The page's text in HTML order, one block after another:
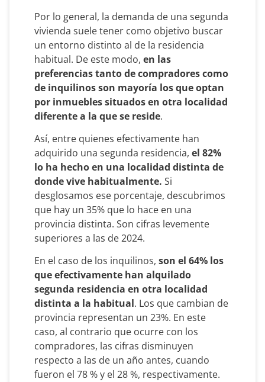
Por lo general, la demanda de una segunda
vivienda suele tener como objetivo buscar
un entorno distinto al de la residencia
habitual. De este modo, en las
preferencias tanto de compradores como
de inquilinos son mayoría los que optan
por inmuebles situados en otra localidad
diferente a la que se reside.
Así, entre quienes efectivamente han
adquirido una segunda residencia, el 82%
lo ha hecho en una localidad distinta de
donde vive habitualmente. Si
desglosamos ese porcentaje, descubrimos
que hay un 35% que lo hace en una
provincia distinta. Son cifras levemente
superiores a las de 2024.
En el caso de los inquilinos, son el 64% los
que efectivamente han alquilado
segunda residencia en otra localidad
distinta a la habitual. Los que cambian de
provincia representan un 23%. En este
caso, al contrario que ocurre con los
compradores, las cifras disminuyen
respecto a las de un año antes, cuando
fueron el 78 % y el 28 %, respectivamente.